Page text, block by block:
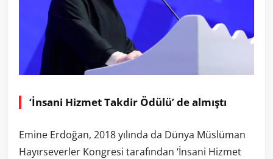
‘İnsani Hizmet Takdir Ödülü’ de almıştı
Emine Erdoğan, 2018 yılında da Dünya Müslüman
Hayırseverler Kongresi tarafından ‘İnsani Hizmet